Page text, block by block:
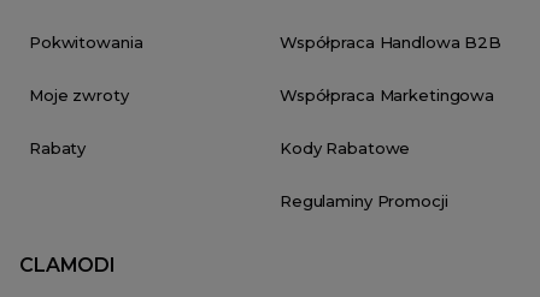
Pokwitowania
Moje zwroty
Rabaty
Współpraca Handlowa B2B
Współpraca Marketingowa
Kody Rabatowe
Regulaminy Promocji
CLAMODI